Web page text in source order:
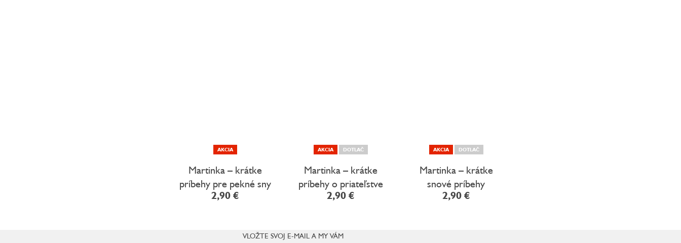
AKCIA
Martinka – krátke
príbehy pre pekné sny
2,90 €
AKCIA DOTLAČ
Martinka – krátke
príbehy o priateľstve
2,90 €
AKCIA DOTLAČ
Martinka – krátke
snové príbehy
2,90 €
VLOŽTE SVOJ E-MAIL A MY VÁM